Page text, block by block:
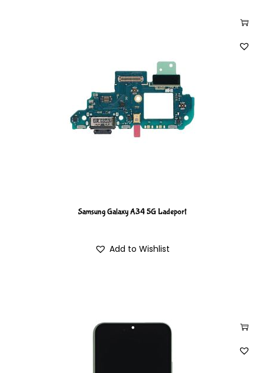
Samsung Galaxy A34 5G Ladeport
Add to Wishlist